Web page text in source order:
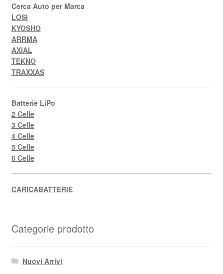
Cerca Auto per Marca
LOSI
KYOSHO
ARRMA
AXIAL
TEKNO
TRAXXAS
Batterie LiPo
2 Celle
3 Celle
4 Celle
5 Celle
6 Celle
CARICABATTERIE
Categorie prodotto
Nuovi Arrivi